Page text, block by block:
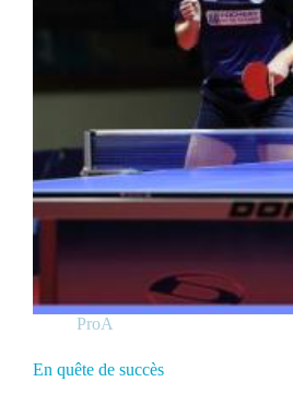
ProA
En quête de succès‌